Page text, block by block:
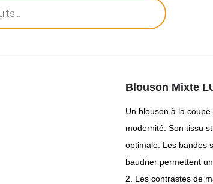
Blouson Mixte
Un blouson à la
modernité. Son tissu
optimale. Les bandes
baudrier permettent
2. Les contrastes de